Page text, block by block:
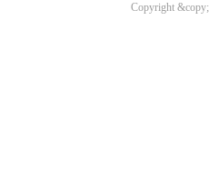
Copyright